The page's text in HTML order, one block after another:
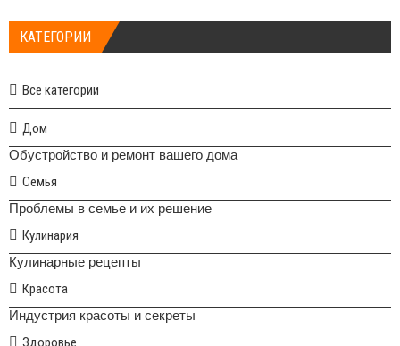
КАТЕГОРИИ
Все категории
Дом
Обустройство и ремонт вашего дома
Семья
Проблемы в семье и их решение
Кулинария
Кулинарные рецепты
Красота
Индустрия красоты и секреты
Здоровье